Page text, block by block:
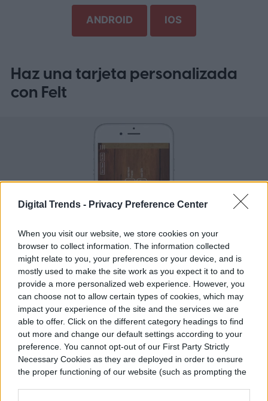
Digital Trends - Privacy Preference Center
When you visit our website, we store cookies on your
browser to collect information. The information collected
might relate to you, your preferences or your device, and is
mostly used to make the site work as you expect it to and to
provide a more personalized web experience. However, you
can choose not to allow certain types of cookies, which may
impact your experience of the site and the services we are
able to offer. Click on the different category headings to find
out more and change our default settings according to your
preference. You cannot opt-out of our First Party Strictly
Necessary Cookies as they are deployed in order to ensure
the proper functioning of our website (such as prompting the
ANDROID IOS
Haz una tarjeta personalizada
con Felt
Imagen utilizada con permiso del titular de los derechos de autor
¿Quieres enviar la tarjeta perfecta a tu
pareja? Con la aplicación Felt puedes crear
una personalizada con tus propias